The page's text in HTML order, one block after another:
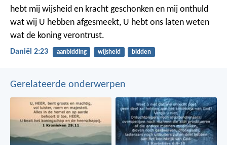
hebt mij wijsheid en kracht geschonken en mij onthuld
wat wij U hebben afgesmeekt, U hebt ons laten weten
wat de koning verontrust.
Daniël 2:23 aanbidding wijsheid bidden
Gerelateerde onderwerpen